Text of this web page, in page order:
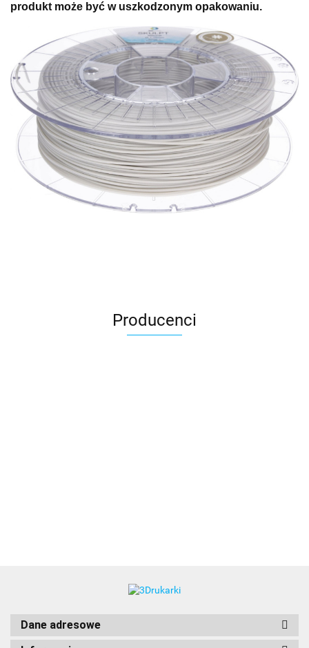
produkt może być w uszkodzonym opakowaniu.
Producenci
Dane adresowe